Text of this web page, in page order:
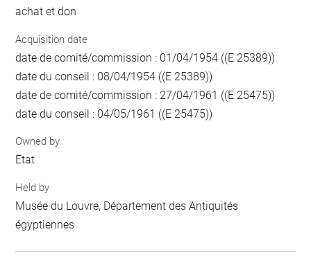
achat et don
Acquisition date
date de comité/commission : 01/04/1954 ((E 25389))
date du conseil : 08/04/1954 ((E 25389))
date de comité/commission : 27/04/1961 ((E 25475))
date du conseil : 04/05/1961 ((E 25475))
Owned by
Etat
Held by
Musée du Louvre, Département des Antiquités
égyptiennes